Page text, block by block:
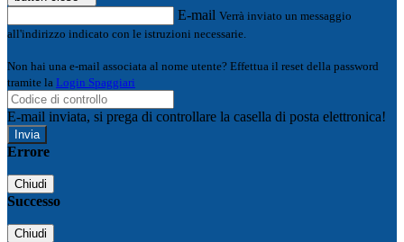
E-mail Verrà inviato un messaggio
all'indirizzo indicato con le istruzioni necessarie.
Non hai una e-mail associata al nome utente? Effettua il reset della password
tramite la Login Spaggiari
E-mail inviata, si prega di controllare la casella di posta elettronica!
Errore
Chiudi
Successo
Chiudi